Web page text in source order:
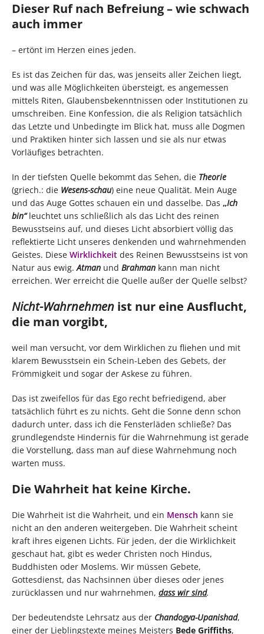
Dieser Ruf nach Befreiung – wie schwach
auch immer
– ertönt im Herzen eines jeden.
Es ist das Zeichen für das, was jenseits aller Zeichen liegt,
und was alle Möglichkeiten übersteigt, es angemessen
mittels Riten, Glaubensbekenntnissen oder Institutionen zu
umschreiben. Eine Konfession, die als Religion tatsächlich
das Letzte und Unbedingte im Blick hat, muss alle Dogmen
und Praktiken hinter sich lassen und sie als nur etwas
Vorläufiges betrachten.
In der tiefsten Quelle bekommt das Sehen, die Theorie
(griech.: die Wesens-schau) eine neue Qualität. Mein Auge
und das Auge Gottes schauen ein und dasselbe. Das „Ich
bin“leuchtet uns schließlich als das Licht des reinen
Bewusstseins auf, und dieses Licht absorbiert völlig das
reflektierte Licht unseres denkenden und wahrnehmenden
Geistes. Diese Wirklichkeit des Reinen Bewusstseins ist von
Natur aus ewig.Atman und Brahman kann man nicht
erreichen. Wer erreicht die Quelle außer der Quelle selbst?
Nicht-Wahrnehmen ist nur eine Ausflucht,
die man vorgibt,
weil man versucht, vor dem Wirklichen zu fliehen und mit
klarem Bewusstsein ein Schein-Leben des Gebets, der
Frömmigkeit und sogar der Askese zu führen.
Das ist zweifellos für das Ego recht befriedigend, aber
tatsächlich führt es zu nichts. Geht die Sonne denn schon
dadurch unter, dass ich die Fensterläden schließe? Das
grundlegendste Hindernis für die Wahrnehmung ist gerade
die Vorstellung, dass man auf diese Wahrnehmung noch
warten muss.
Die Wahrheit hat keine Kirche.
Die Wahrheit ist die Wahrheit, und ein Mensch kann sie
nicht an den anderen weitergeben. Die Wahrheit scheint
kraft ihres eigenen Lichts. Für jeden, der die Wirklichkeit
geschaut hat, gibt es weder Christen noch Hindus,
Buddhisten oder Moslems. Wir müssen Gebete,
Gottesdienst, das Nachsinnen über dieses oder jenes
zurücklassen und nur wahrnehmen, dass wir sind.
Der bedeutendste Lehrsatz aus der Chandogya-Upanishad,
einer der Lieblingstexte meines Meisters Bede Griffiths,